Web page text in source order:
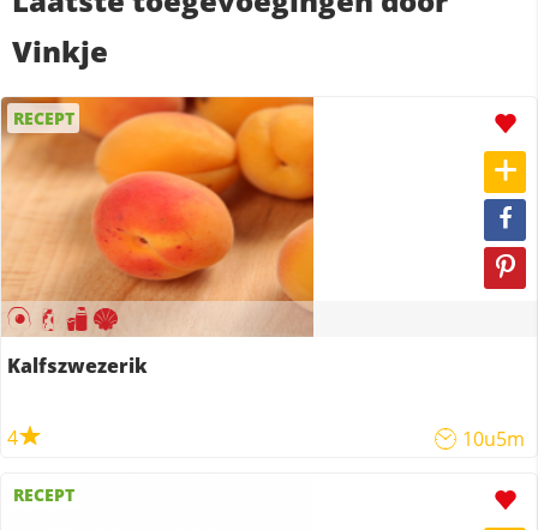
Vinkje
RECEPT
Kalfszwezerik
4 10u5m
RECEPT